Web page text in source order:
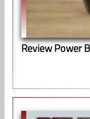
Review Power